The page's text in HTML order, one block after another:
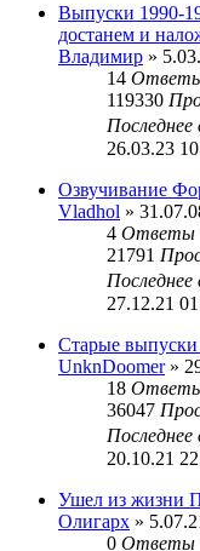
Выпуски 1990-
достанем и
Владимир »
14
119330
Последнее
26.03.23
Озвучивание
Vladhol »
4 Ответы
21791
Последнее
27.12.21
Старые выпуски
UnknDoomer»
18
36047
Последнее
20.10.21
Ушел из жизни
Олигарх »
0 Ответы